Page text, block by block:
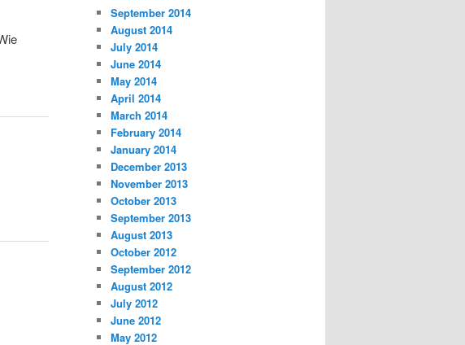
September 2014
August 2014
July 2014
June 2014
May 2014
April 2014
March 2014
February 2014
January 2014
December 2013
November 2013
October 2013
September 2013
August 2013
October 2012
September 2012
August 2012
July 2012
June 2012
May 2012